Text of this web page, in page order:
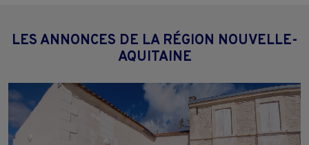
LES ANNONCES DE LA RÉGION NOUVELLE-
AQUITAINE